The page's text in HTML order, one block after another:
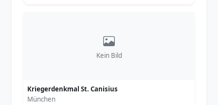
Kein Bild
Kriegerdenkmal St. Canisius
München